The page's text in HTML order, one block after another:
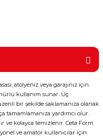
atölyeniz veya garajınız için
kullanım sunar. Üç
bir şekilde saklamanıza olanak
tamamlamanıza yardımcı olur.
ve kolayca temizlenir. Ceta Form
ve amatör kullanıcılar için